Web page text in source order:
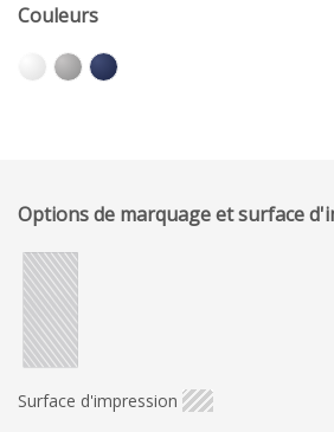
Couleurs
Options de marquage et surface
Surface d'impression